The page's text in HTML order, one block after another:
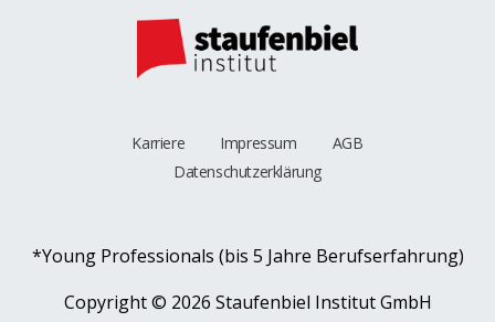
Karriere Impressum
AGB
Datenschutzerklärung
*Young Professionals (bis 5 Jahre Berufserfahrung)
Copyright © 2026 Staufenbiel Institut GmbH